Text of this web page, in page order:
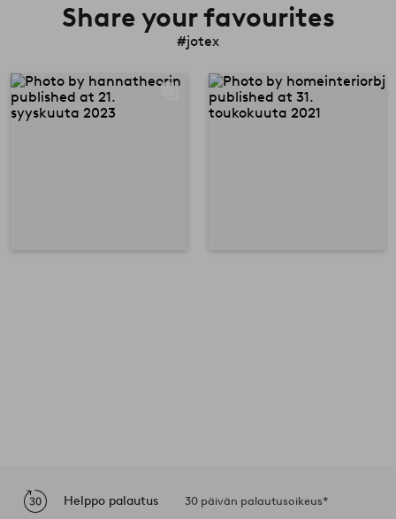
Share your favourites
#jotex
Helppo palautus 30 päivän palautusoikeus*